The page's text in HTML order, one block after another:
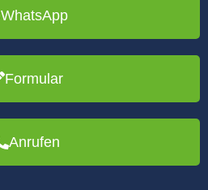
WhatsApp
Formular
Anrufen